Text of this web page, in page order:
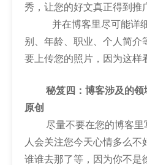
秀，让您的好文真正得到推
并在博客里尽可能详细
别、年龄、职业、个人简介
要上传您的照片，因为这样
秘笈四：博客涉及的
原创
尽量不要在您的博客里
人会关注您今天心情多么
谁谁去那了等，因为你不是